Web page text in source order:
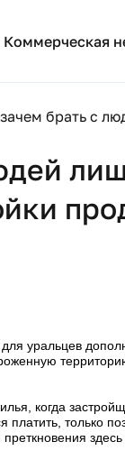
Коммерческая
брать с
уральцев
когда
платить, только